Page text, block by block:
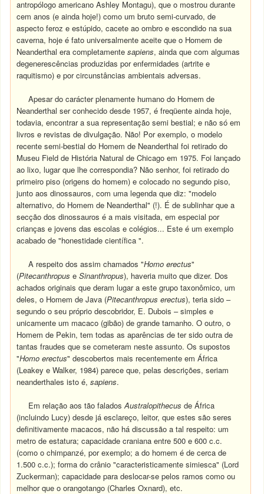
antropólogo americano Ashley Montagu), que o mostrou durante
cem anos (e ainda hoje!) como um bruto semi-curvado, de
aspecto feroz e estúpido, cacete ao ombro e escondido na sua
caverna, hoje é fato universalmente aceite que o Homem de
Neanderthal era completamentesapiens, ainda que com algumas
degenerescências produzidas por enfermidades (artrite e
raquitismo) e por circunstâncias ambientais adversas.
Apesar do carácter plenamente humano do Homem de
Neanderthal ser conhecido desde 1957, é freqüente ainda hoje,
todavia, encontrar a sua representação semi bestial; e não só em
livros e revistas de divulgação. Não! Por exemplo, o modelo
recente semi-bestial do Homem de Neanderthal foi retirado do
Museu Field de História Natural de Chicago em 1975. Foi lançado
ao lixo, lugar que lhe correspondia? Não senhor, foi retirado do
primeiro piso (origens do homem) e colocado no segundo piso,
junto aos dinossauros, com uma legenda que diz: "modelo
alternativo, do Homem de Neanderthal" (!). É de sublinhar que a
secção dos dinossauros é a mais visitada, em especial por
crianças e jovens das escolas e colégios... Este é um exemplo
acabado de "honestidade científica ".
A respeito dos assim chamados "Homo erectus"
(Pitecanthropus eSinanthropus), haveria muito que dizer. Dos
achados originais que deram lugar a este grupo taxonômico, um
deles, o Homem de Java (Pitecanthropus erectus), teria sido –
segundo o seu próprio descobridor, E. Dubois – simples e
unicamente um macaco (gibão) de grande tamanho. O outro, o
Homem de Pekin, tem todas as aparências de ter sido outra de
tantas fraudes que se cometeram neste assunto. Os supostos
"Homo erectus" descobertos mais recentemente em África
(Leakey e Walker, 1984) parece que, pelas descrições, seriam
neanderthales isto é,sapiens.
Em relação aos tão faladosAustralopithecus de África
(incluindo Lucy) desde já esclareço, leitor, que estes são seres
definitivamente macacos, não há discussão a tal respeito: um
metro de estatura; capacidade craniana entre 500 e 600 c.c.
(como o chimpanzé, por exemplo; a do homem é de cerca de
1.500 c.c.); forma do crânio "caracteristicamente simiesca" (Lord
Zuckerman); capacidade para deslocar-se pelos ramos como ou
melhor que o orangotango (Charles Oxnard), etc.